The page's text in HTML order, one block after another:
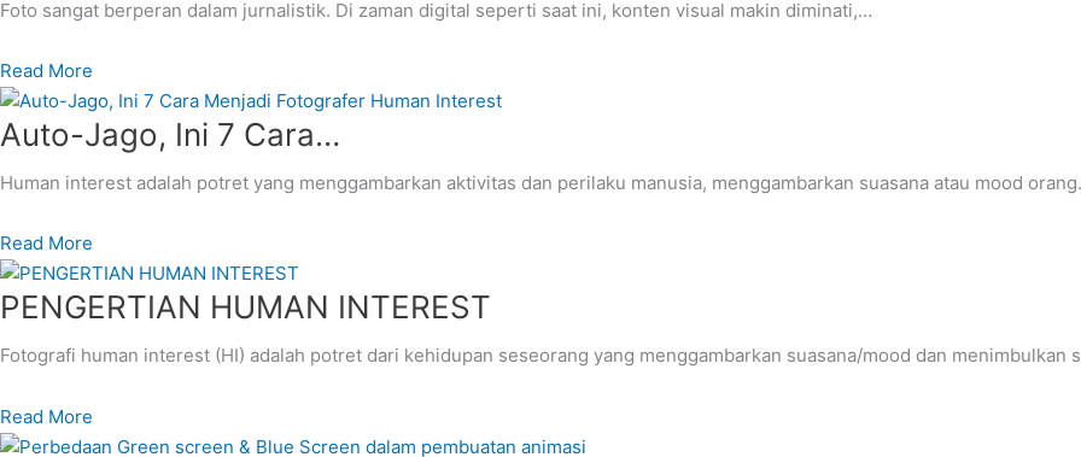
Foto sangat berperan dalam jurnalistik. Di zaman digital seperti saat ini, konten visual makin diminati,…
Read More
Auto-Jago, Ini 7 Cara…
Human interest adalah potret yang menggambarkan aktivitas dan perilaku manusia, menggambarkan suasana atau mood
Read More
PENGERTIAN HUMAN INTEREST
Fotografi human interest (HI) adalah potret dari kehidupan seseorang yang menggambarkan suasana/mood dan menimbulkan
Read More